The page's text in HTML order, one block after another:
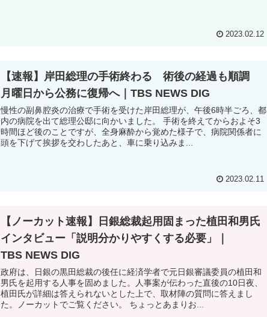
2023.02.12
【速報】岸田総理の手術終わる 術後の経過も順調
月曜日から公務に復帰へ｜TBS NEWS DIG
慢性の副鼻腔炎の治療で手術を受けた岸田総理が、午後6時半ごろ、都
内の病院を出て総理公邸に向かいました。 手術を終えてからおよそ3
時間ほど後のことですが、全身麻酔から覚めた様子で、病院関係者に
頭を下げて挨拶を交わしたあと、車に乗り込みま...
2023.02.11
【ノーカット速報】日銀総裁起用固まった植田和男氏
インタビュー「説明分かりやすくする必要」｜
TBS NEWS DIG
政府は、日銀の黒田総裁の後任に経済学者で元日銀審議委員の植田和
男氏を起用する人事を固めました。人事案が伝わった直後の10日夜、
植田氏が詳細は答えられないとした上で、取材陣の質問に答えまし
た。ノーカットでご覧ください。 ちょっとあまりお...